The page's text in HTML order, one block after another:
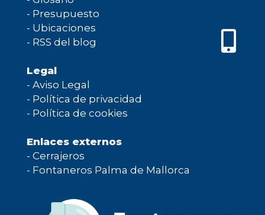
- Presupuesto
- Ubicaciones
- RSS del blog
Legal
- Aviso Legal
- Política de privacidad
- Política de cookies
Enlaces externos
- Cerrajeros
- Fontaneros Palma de Mallorca